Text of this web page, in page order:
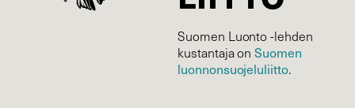
Suomen Luonto -lehden
kustantaja onSuomen
luonnonsuojelu­liitto.